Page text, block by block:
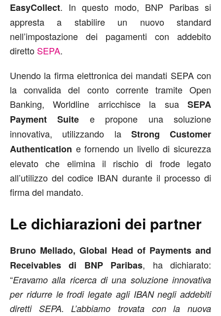
EasyCollect. In questo modo, BNP Paribas si
appresta a stabilire un nuovo standard
nell’impostazione dei pagamenti con addebito
diretto SEPA.
Unendo la firma elettronica dei mandati SEPA con
la convalida del conto corrente tramite Open
Banking, Worldline arricchisce la sua SEPA
Payment Suite e propone una soluzione
innovativa, utilizzando la Strong Customer
Authentication e fornendo un livello di sicurezza
elevato che elimina il rischio di frode legato
all’utilizzo del codice IBAN durante il processo di
firma del mandato.
Le dichiarazioni dei partner
Bruno Mellado, Global Head of Payments and
Receivables di BNP Paribas, ha dichiarato:
“Eravamo alla ricerca di una soluzione innovativa
per ridurre le frodi legate agli IBAN negli addebiti
diretti SEPA. L’abbiamo trovata con la nuova